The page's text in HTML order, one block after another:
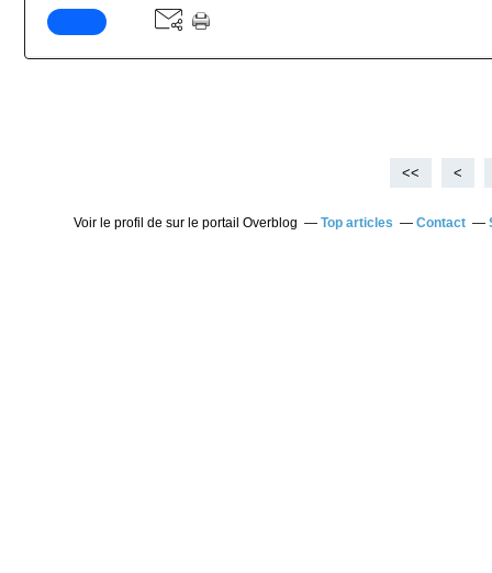
<< <
Voir le profil de sur le portail Overblog Top articles Contact